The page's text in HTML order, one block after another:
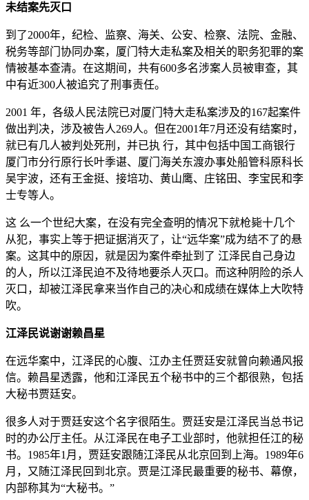
未结案先灭口
到了2000年，纪检、监察、海关、公安、检察、法院、金融、
税务等部门协同办案，厦门特大走私案及相关的职务犯罪的案
情被基本查清。在这期间，共有600多名涉案人员被审查，其
中有近300人被追究了刑事责任。
2001 年，各级人民法院已对厦门特大走私案涉及的167起案件
做出判决，涉及被告人269人。但在2001年7月还没有结案时，
就已有几人被判处死刑，并已执 行，其中包括中国工商银行
厦门市分行原行长叶季谌、厦门海关东渡办事处船管科原科长
吴宇波，还有王金挺、接培功、黄山鹰、庄铭田、李宝民和李
士专等人。
这 么一个世纪大案，在没有完全查明的情况下就枪毙十几个
从犯，事实上等于把证据消灭了，让“远华案”成为结不了的悬
案。这其中的原因，就是因为案件牵扯到了 江泽民自己身边
的人，所以江泽民迫不及待地要杀人灭口。而这种阴险的杀人
灭口，却被江泽民拿来当作自己的决心和成绩在媒体上大吹特
吹。
江泽民说谢谢赖昌星
在远华案中，江泽民的心腹、江办主任贾廷安就曾向赖通风报
信。赖昌星透露，他和江泽民五个秘书中的三个都很熟，包括
大秘书贾廷安。
很多人对于贾廷安这个名字很陌生。贾廷安是江泽民当总书记
时的办公厅主任。从江泽民在电子工业部时，他就担任江的秘
书。1985年1月，贾廷安跟随江泽民从北京回到上海。1989年6
月，又随江泽民回到北京。贾是江泽民最重要的秘书、幕僚，
内部称其为“大秘书。”